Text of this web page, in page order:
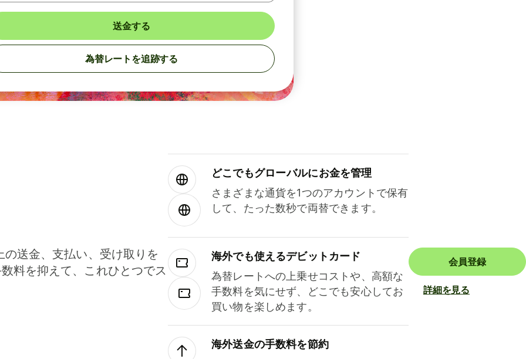
送金する
為替レートを追跡する
送金、支払い、受け取りを
料を抑えて、これひとつでス
どこでもグ⁠ロ⁠ー⁠バ⁠ルにお金を管理
さまざまな通貨を1つのアカウントで保有
して、たった数秒で両替できます。
海外でも使えるデビットカード
為替レートへの上乗せコストや、高額な
手数料を気にせず、どこでも安心してお
買い物を楽しめます。
海外送金の手数料を節約
会員登録
詳細を見る